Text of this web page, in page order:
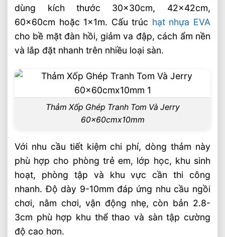
thể
Cách chọn thảm xốp ghép tiết kiệm chi
phí mà vẫn bền
Những tiêu chí kỹ thuật cần kiểm tra
trước khi đặt hàng
Gợi ý lựa chọn theo từng nhóm khách
Câu hỏi thường gặp về thảm xốp ghép tiết
Thảm xốp ghép EVA có dùng được cho
sàn bê tông không?
Nên chọn thảm dày bao nhiêu để tiết
kiệm chi phí?
Thảm hạt nhựa EVA khác gì thảm EVA tái
chế?
dùng kích thước 30x30cm, 42x42cm,
60x60cm hoặc 1x1m. Cấu trúc hạt nhựa EVA
cho bề mặt đàn hồi, giảm va đập, cách ẩm nền
và lắp đặt nhanh trên nhiều loại sàn.
Thảm Xốp Ghép Tranh Tom Và Jerry
60x60cmx10mm
Với nhu cầu tiết kiệm chi phí, dòng thảm này
phù hợp cho phòng trẻ em, lớp học, khu sinh
hoạt, phòng tập và khu vực cần thi công
nhanh. Độ dày 9-10mm đáp ứng nhu cầu ngồi
chơi, nằm chơi, vận động nhẹ, còn bản 2.8-
3cm phù hợp khu thể thao và sàn tập cường
độ cao hơn.